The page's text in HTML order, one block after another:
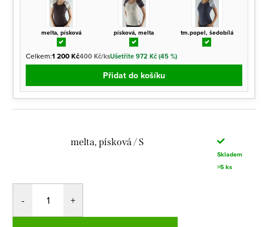
melta, písková písková, melta tm.popel, šedobílá
Celkem:1 200 Kč400 Kč/ksUšetříte 972 Kč (45 %)
Přidat do košíku
melta, písková / S
Skladem
>5 ks